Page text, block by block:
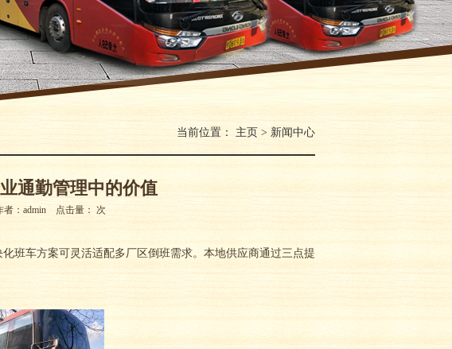
当前位置： 主页 > 新闻中心
通勤管理中的价值
：admin 点击量： 次
班车方案可灵活适配多厂区倒班需求。本地供应商通过三点提